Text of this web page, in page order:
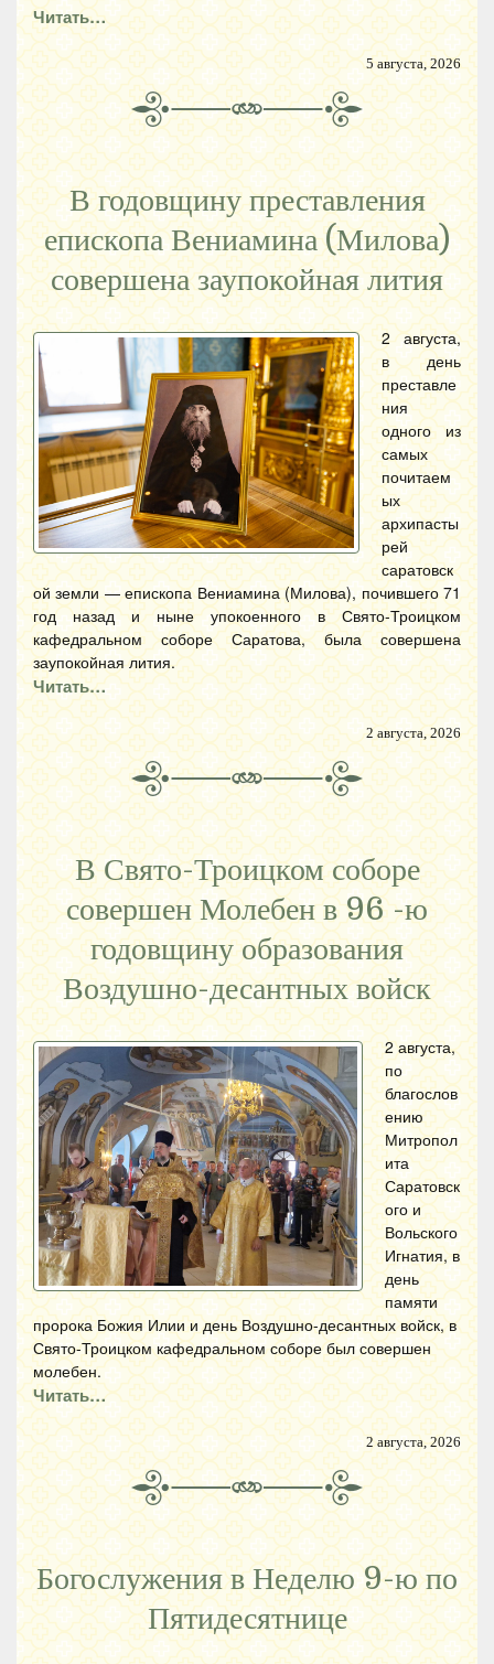
Читать…
5 августа, 2026
В годовщину преставления
епископа Вениамина (Милова)
совершена заупокойная лития
2 августа,
в день
преставле
ния
одного из
самых
почитаем
ых
архипасты
рей
саратовск
ой земли — епископа Вениамина (Милова), почившего 71
год назад и ныне упокоенного в Свято-Троицком
кафедральном соборе Саратова, была совершена
заупокойная лития.
Читать…
2 августа, 2026
В Свято-Троицком соборе
совершен Молебен в 96 -ю
годовщину образования
Воздушно-десантных войск
2 августа,
по
благослов
ению
Митропол
ита
Саратовск
ого и
Вольского
Игнатия, в
день
памяти
пророка Божия Илии и день Воздушно-десантных войск, в
Свято-Троицком кафедральном соборе был совершен
молебен.
Читать…
2 августа, 2026
Богослужения в Неделю 9-ю по
Пятидесятнице